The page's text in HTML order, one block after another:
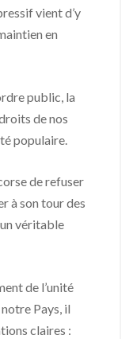
vient d’y
en
public, la
de nos
populaire.
de refuser
à son tour des
véritable
de l’unité
Pays, il
claires :